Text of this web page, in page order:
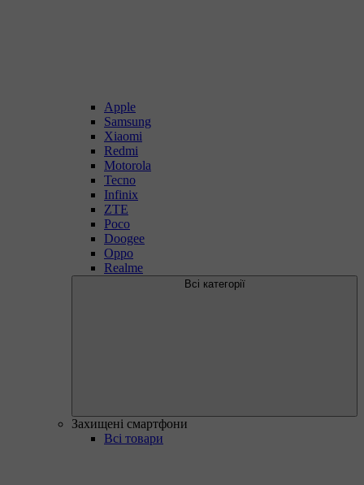
Apple
Samsung
Xiaomi
Redmi
Motorola
Tecno
Infinix
ZTE
Poco
Doogee
Oppo
Realme
Всі категорії
Захищені смартфони
Всі товари